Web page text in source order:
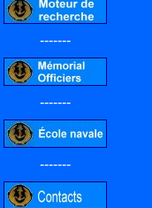
-------
-------
-------